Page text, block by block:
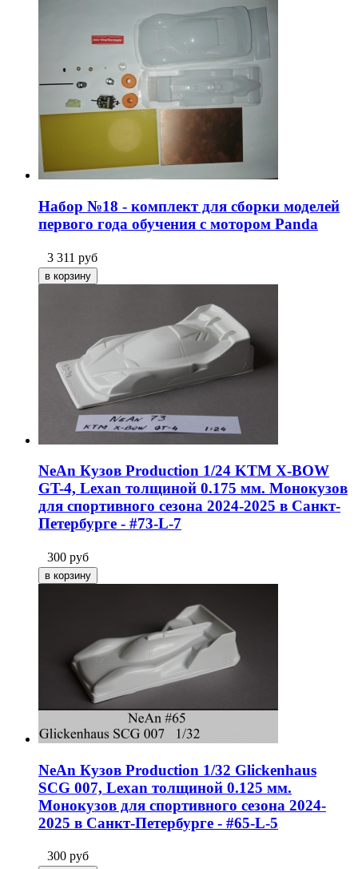
Набор №18 - комплект для сборки моделей
первого года обучения с мотором Panda
3 311 руб
NeAn Кузов Production 1/24 KTM X-BOW
GT-4, Lexan толщиной 0.175 мм. Монокузов
для спортивного сезона 2024-2025 в Санкт-
Петербурге - #73-L-7
300 руб
NeAn Кузов Production 1/32 Glickenhaus
SCG 007, Lexan толщиной 0.125 мм.
Монокузов для спортивного сезона 2024-
2025 в Санкт-Петербурге - #65-L-5
300 руб